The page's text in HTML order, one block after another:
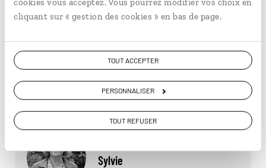
cookies vous acceptez. Vous pourrez modifier vos choix en
cliquant sur « gestion des cookies » en bas de page.
TOUT ACCEPTER
PERSONNALISER
TOUT REFUSER
Sylvie